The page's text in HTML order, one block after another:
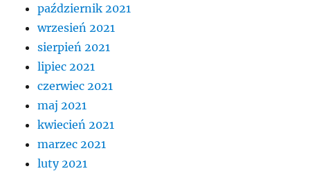
październik 2021
wrzesień 2021
sierpień 2021
lipiec 2021
czerwiec 2021
maj 2021
kwiecień 2021
marzec 2021
luty 2021